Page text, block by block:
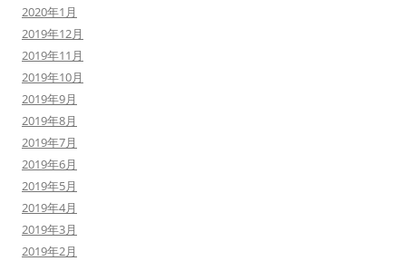
2020年1月
2019年12月
2019年11月
2019年10月
2019年9月
2019年8月
2019年7月
2019年6月
2019年5月
2019年4月
2019年3月
2019年2月